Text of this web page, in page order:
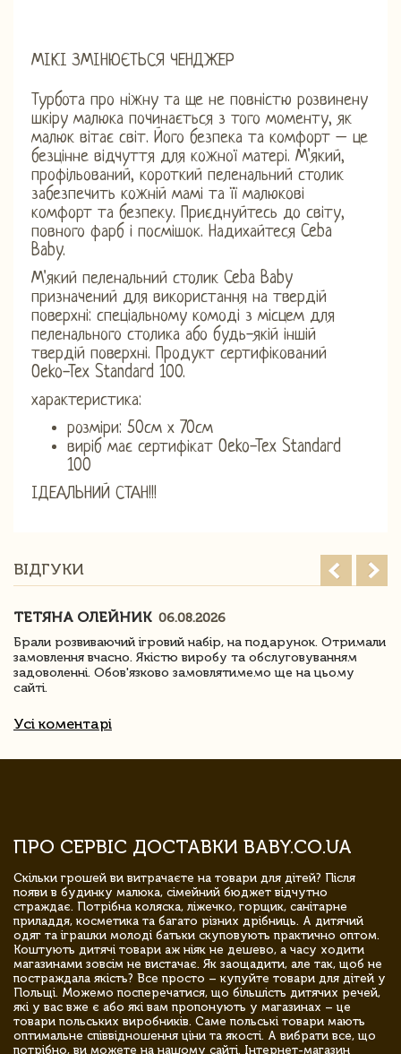
МІКІ ЗМІНЮЄТЬСЯ ЧЕНДЖЕР
Турбота про ніжну та ще не повністю розвинену
шкіру малюка починається з того моменту, як
малюк вітає світ. Його безпека та комфорт – це
безцінне відчуття для кожної матері. М'який,
профільований, короткий пеленальний столик
забезпечить кожній мамі та її малюкові
комфорт та безпеку. Приєднуйтесь до світу,
повного фарб і посмішок. Надихайтеся Ceba
Baby.
М'який пеленальний столик Ceba Baby
призначений для використання на твердій
поверхні: спеціальному комоді з місцем для
пеленального столика або будь-якій іншій
твердій поверхні. Продукт сертифікований
Oeko-Tex Standard 100.
характеристика:
розміри: 50см х 70см
виріб має сертифікат Oeko-Tex Standard
100
ІДЕАЛЬНИЙ СТАН!!!
ВІДГУКИ
ТЕТЯНА ОЛЕЙНИК 06.08.2026
Брали розвиваючий ігровий набір, на подарунок. Отримали
замовлення вчасно. Якістю виробу та обслуговуванням
задоволенні. Обов'язково замовлятимемо ще на цьому
сайті.
Усі коментарі
ПРО СЕРВІС ДОСТАВКИ BABY.CO.UA
Скільки грошей ви витрачаєте на товари для дітей? Після
появи в будинку малюка, сімейний бюджет відчутно
страждає. Потрібна коляска, ліжечко, горщик, санітарне
приладдя, косметика та багато різних дрібниць. А дитячий
одяг та іграшки молоді батьки скуповують практично оптом.
Коштують дитячі товари аж ніяк не дешево, а часу ходити
магазинами зовсім не вистачає. Як заощадити, але так, щоб не
постраждала якість? Все просто – купуйте товари для дітей у
Польщі. Можемо посперечатися, що більшість дитячих речей,
які у вас вже є або які вам пропонують у магазинах – це
товари польських виробників. Саме польські товари мають
оптимальне співвідношення ціни та якості. А вибрати все, що
потрібно, ви можете на нашому сайті. Інтернет-магазин